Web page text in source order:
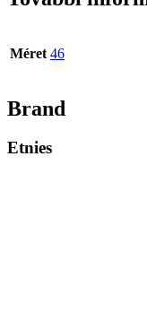
Méret 46
Brand
Etnies